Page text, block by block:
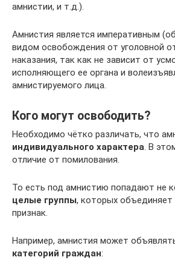
амнистии, и т.д.).
Амнистия является императивным
видом освобождения от уголовной
наказания, так как не зависит от
исполняющего ее органа и
амнистируемого лица.
Кого могут освободить?
Необходимо чётко различать, что
индивидуального характера . В
отличие от помилования.
То есть под амнистию попадают не
целые группы, которых объединяет
признак.
Например, амнистия может
категорий граждан: